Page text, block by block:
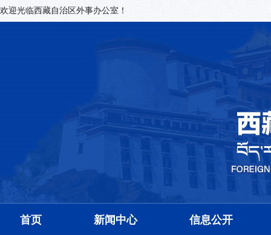
欢迎光临西藏自治区外事办公室！
首页 新闻中心 信息公开